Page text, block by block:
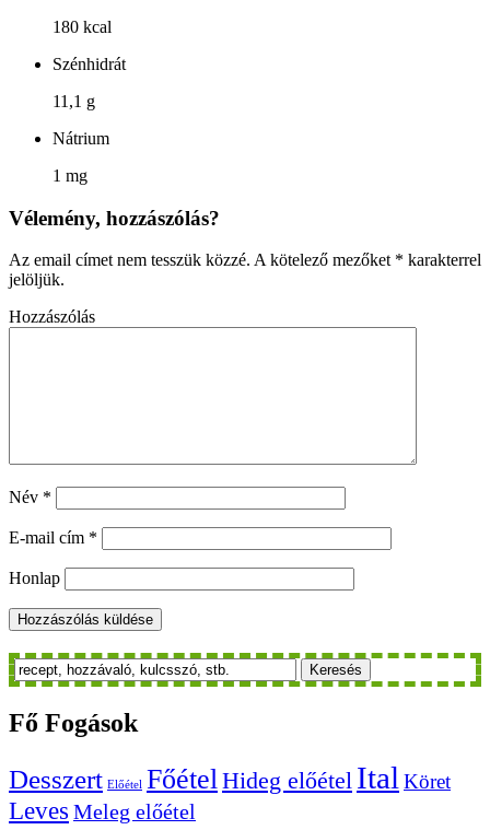
180 kcal
Szénhidrát
11,1 g
Nátrium
1 mg
Vélemény, hozzászólás?
Az email címet nem tesszük közzé. A kötelező mezőket * karakterrel
jelöljük.
Hozzászólás
Név *
E-mail cím *
Honlap
Keresés
Fő Fogások
Desszert Előétel FőételHideg előétel Ital Köret
Leves Meleg előétel